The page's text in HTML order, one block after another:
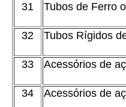
31 Tubos de Ferro
32 Tubos Rígidos
33 Acessórios de
34 Acessórios de